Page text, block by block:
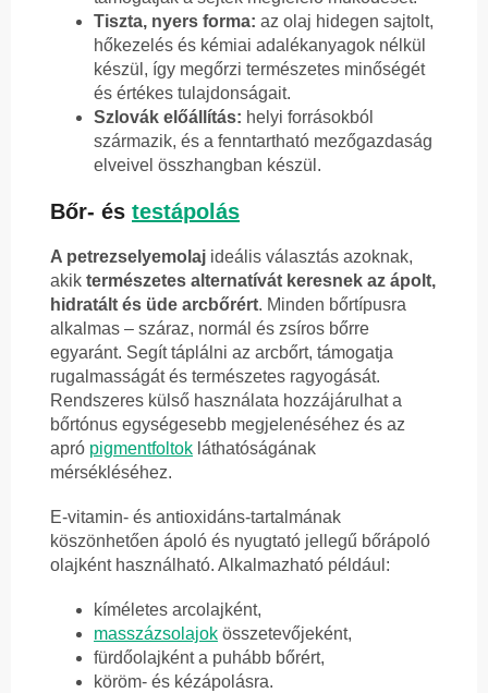
Tiszta, nyers forma: az olaj hidegen sajtolt,
hőkezelés és kémiai adalékanyagok nélkül
készül, így megőrzi természetes minőségét
és értékes tulajdonságait.
Szlovák előállítás: helyi forrásokból
származik, és a fenntartható mezőgazdaság
elveivel összhangban készül.
Bőr- és testápolás
A petrezselyemolaj ideális választás azoknak,
akik természetes alternatívát keresnek az ápolt,
hidratált és üde arcbőrért. Minden bőrtípusra
alkalmas – száraz, normál és zsíros bőrre
egyaránt. Segít táplálni az arcbőrt, támogatja
rugalmasságát és természetes ragyogását.
Rendszeres külső használata hozzájárulhat a
bőrtónus egységesebb megjelenéséhez és az
apró pigmentfoltok láthatóságának
mérsékléséhez.
E-vitamin- és antioxidáns-tartalmának
köszönhetően ápoló és nyugtató jellegű bőrápoló
olajként használható. Alkalmazható például:
kíméletes arcolajként,
masszázsolajok összetevőjeként,
fürdőolajként a puhább bőrért,
köröm- és kézápolásra.